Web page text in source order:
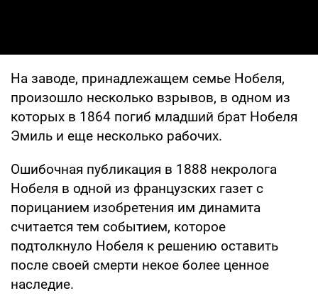
На заводе, принадлежащем семье Нобеля,
произошло несколько взрывов, в одном из
которых в 1864 погиб младший брат Нобеля
Эмиль и еще несколько рабочих.
Ошибочная публикация в 1888 некролога
Нобеля в одной из французских газет с
порицанием изобретения им динамита
считается тем событием, которое
подтолкнуло Нобеля к решению оставить
после своей смерти некое более ценное
наследие.